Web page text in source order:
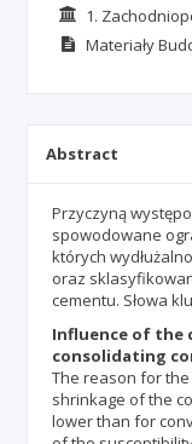
1.
Materiały
Abstract
Przyczyną
spowodowane
których
oraz
cementu. Słowa
Influence of the
consolidating
The reason for
shrinkage of the
lower than for